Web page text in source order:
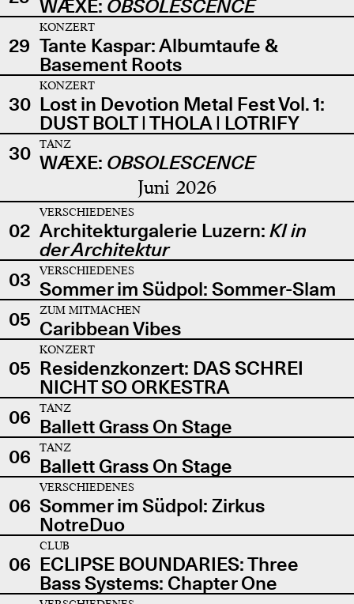
WÆXE: OBSOLESCENCE
29
KONZERT
Tante Kaspar: Albumtaufe &
Basement Roots
30
KONZERT
Lost in Devotion Metal Fest Vol. 1:
DUST BOLT | THOLA | LOTRIFY
30
TANZ
WÆXE: OBSOLESCENCE
Juni 2026
02
VERSCHIEDENES
Architekturgalerie Luzern: KI in
der Architektur
03
VERSCHIEDENES
Sommer im Südpol: Sommer-Slam
05
ZUM MITMACHEN
Caribbean Vibes
05
KONZERT
Residenzkonzert: DAS SCHREI
NICHT SO ORKESTRA
06
TANZ
Ballett Grass On Stage
06
TANZ
Ballett Grass On Stage
06
VERSCHIEDENES
Sommer im Südpol: Zirkus
NotreDuo
06
CLUB
ECLIPSE BOUNDARIES: Three
Bass Systems: Chapter One